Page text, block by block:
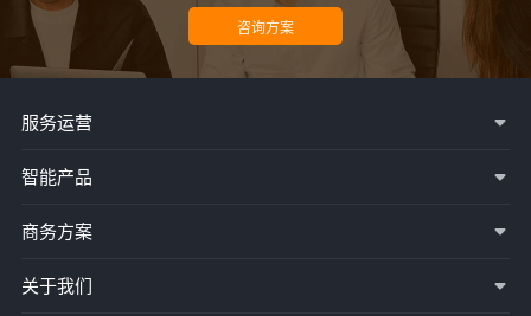
服务运营
智能产品
商务方案
关于我们